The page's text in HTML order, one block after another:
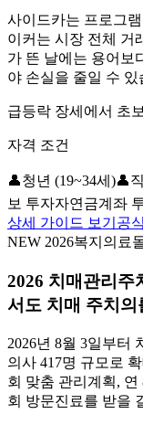
사이드카는 프로그
이커는 시장 전체 거
가 뜬 날에는 용어보
야 손실을 줄일 수 있
급등락 장세에서 초
자격 조건
👤청년 (19~34세)👤
보 투자자연금계좌
상세 가이드 보기 공
NEW 2026복지 의료
2026 치매관리주
서도 치매 주치
2026년 8월 3일부터
의사 417명 규모로
회 맞춤 관리계획, 연
회 방문진료를 받을